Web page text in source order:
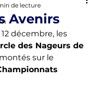
Avenirs
de lecture
décembre, les
des Nageurs de
sur le